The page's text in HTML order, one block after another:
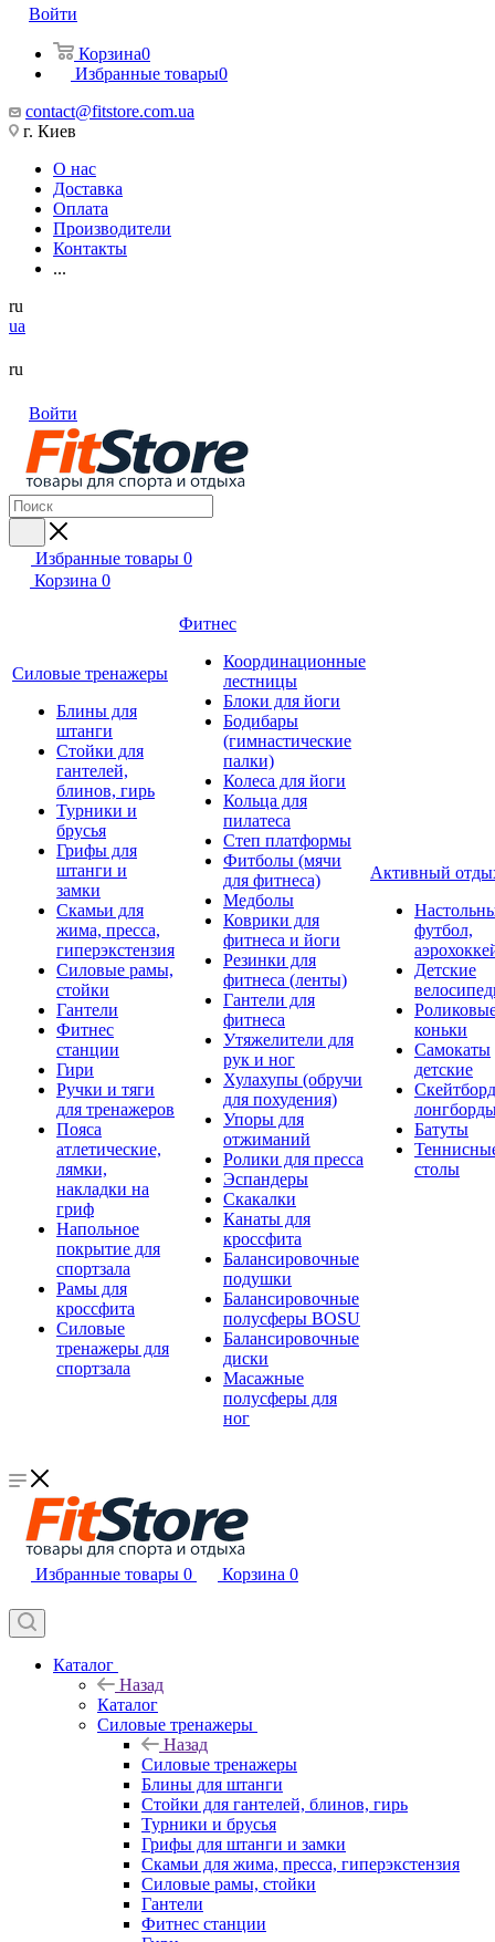
Войти
Корзина0
Избранные товары0
contact@fitstore.com.ua
г. Киев
О нас
Доставка
Оплата
Производители
Контакты
...
ru
ua
ru
Войти
Избранные товары 0
Корзина 0
Силовые тренажеры
Блины для
штанги
Стойки для
гантелей,
блинов, гирь
Турники и
брусья
Грифы для
штанги и
замки
Скамьи для
жима, пресса,
гиперэкстензия
Силовые рамы,
стойки
Гантели
Фитнес
станции
Гири
Ручки и тяги
для тренажеров
Пояса
атлетические,
лямки,
накладки на
гриф
Напольное
покрытие для
спортзала
Рамы для
кроссфита
Силовые
тренажеры для
спортзала
Фитнес
Координационные
лестницы
Блоки для йоги
Бодибары
(гимнастические
палки)
Колеса для йоги
Кольца для
пилатеса
Степ платформы
Фитболы (мячи
для фитнеса)
Медболы
Коврики для
фитнеса и йоги
Резинки для
фитнеса (ленты)
Гантели для
фитнеса
Утяжелители для
рук и ног
Хулахупы (обручи
для похудения)
Упоры для
отжиманий
Ролики для пресса
Эспандеры
Скакалки
Канаты для
кроссфита
Балансировочные
подушки
Балансировочные
полусферы BOSU
Балансировочные
диски
Масажные
полусферы для
ног
Активный
футбол,
Детские
коньки
Самокаты
детские
Батуты
столы
Избранные товары 0 Корзина 0
Каталог
Назад
Каталог
Силовые тренажеры
Назад
Силовые тренажеры
Блины для штанги
Стойки для гантелей, блинов, гирь
Турники и брусья
Грифы для штанги и замки
Скамьи для жима, пресса, гиперэкстензия
Силовые рамы, стойки
Гантели
Фитнес станции